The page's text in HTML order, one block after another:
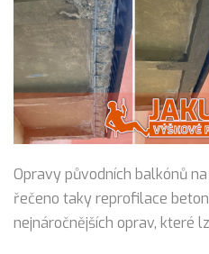
Opravy původních balkónů
řečeno taky reprofilace
nejnáročnějších oprav, které